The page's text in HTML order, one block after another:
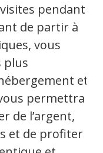
pendant
de partir à
vous
plus
et
permettra
de l’argent,
et de profiter